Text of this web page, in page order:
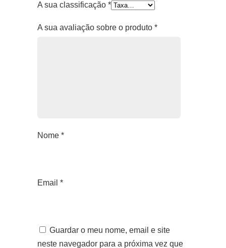
A sua classificação *
A sua avaliação sobre o produto *
Nome *
Email *
Guardar o meu nome, email e site
neste navegador para a próxima vez que